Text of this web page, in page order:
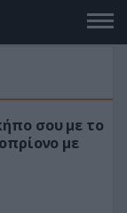
σου με το
με